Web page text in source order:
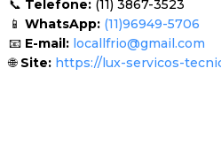
📞 Telefone: (11) 3867-3523
📱 WhatsApp: (11)96949-5706
📧 E-mail: locallfrio@gmail.com
🌐 Site: https://lux-servicos-